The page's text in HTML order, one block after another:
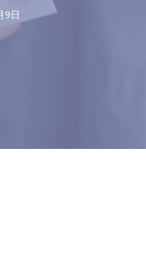
9日